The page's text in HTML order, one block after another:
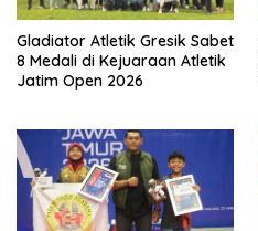
Gladiator Atletik Gresik Sabet
8 Medali di Kejuaraan Atletik
Jatim Open 2026